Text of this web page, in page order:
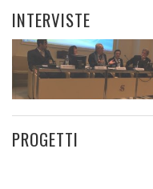
INTERVISTE
PROGETTI